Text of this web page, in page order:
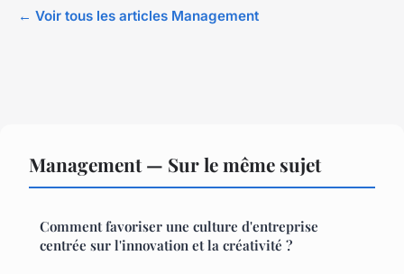
← Voir tous les articles Management
Management — Sur le même sujet
Comment favoriser une culture d'entreprise
centrée sur l'innovation et la créativité ?